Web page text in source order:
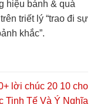
hiệu bánh & quà
triết lý “trao đi sự
khắc”.
lời chúc 20 10 cho
Tinh Tế Và Ý Nghĩa